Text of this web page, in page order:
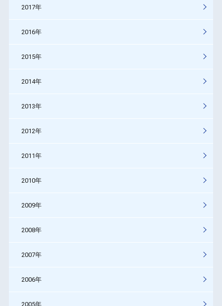
2017年
2016年
2015年
2014年
2013年
2012年
2011年
2010年
2009年
2008年
2007年
2006年
2005年